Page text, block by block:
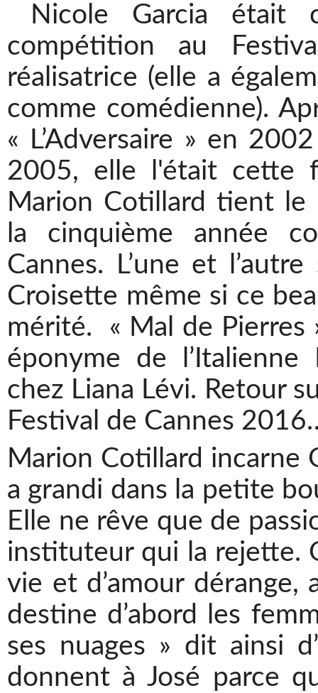
Nicole Garcia était
compétition au
réalisatrice (elle a
comme comédienne).
« L’Adversaire » en
2005, elle l'était cette
Marion Cotillard tient le
la cinquième année
Cannes. L’une et
Croisette même si ce
mérité. « Mal de Pierres
éponyme de
chez Liana Lévi. Retour
Festival de Cannes
Marion Cotillard incarne
a grandi dans la petite
Elle ne rêve que de
instituteur qui la rejette.
vie et d’amour
destine d’abord les
ses nuages » dit ainsi
donnent à José parce